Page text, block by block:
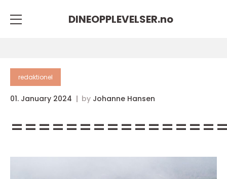
DINEOPPLEVELSER.no
redaktionel
01. January 2024 by Johanne Hansen